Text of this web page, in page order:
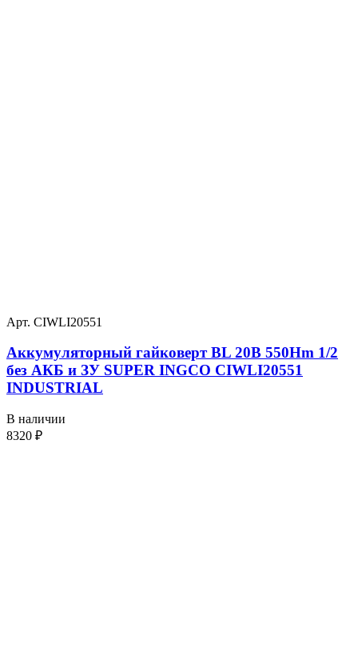
Арт. CIWLI20551
Аккумуляторный гайковерт BL 20В 550Hm 1/2
без АКБ и ЗУ SUPER INGCO CIWLI20551
INDUSTRIAL
В наличии
8320 ₽